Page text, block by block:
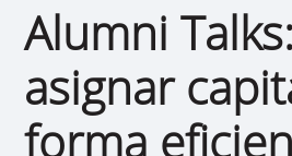
Alumni
asignar
forma